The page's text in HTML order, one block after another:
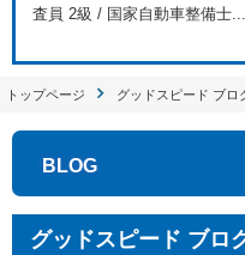
査員 2級 / 国家自動車整備士...
トップページ グッドスピード ブロ
BLOG
グッドスピード ブロ